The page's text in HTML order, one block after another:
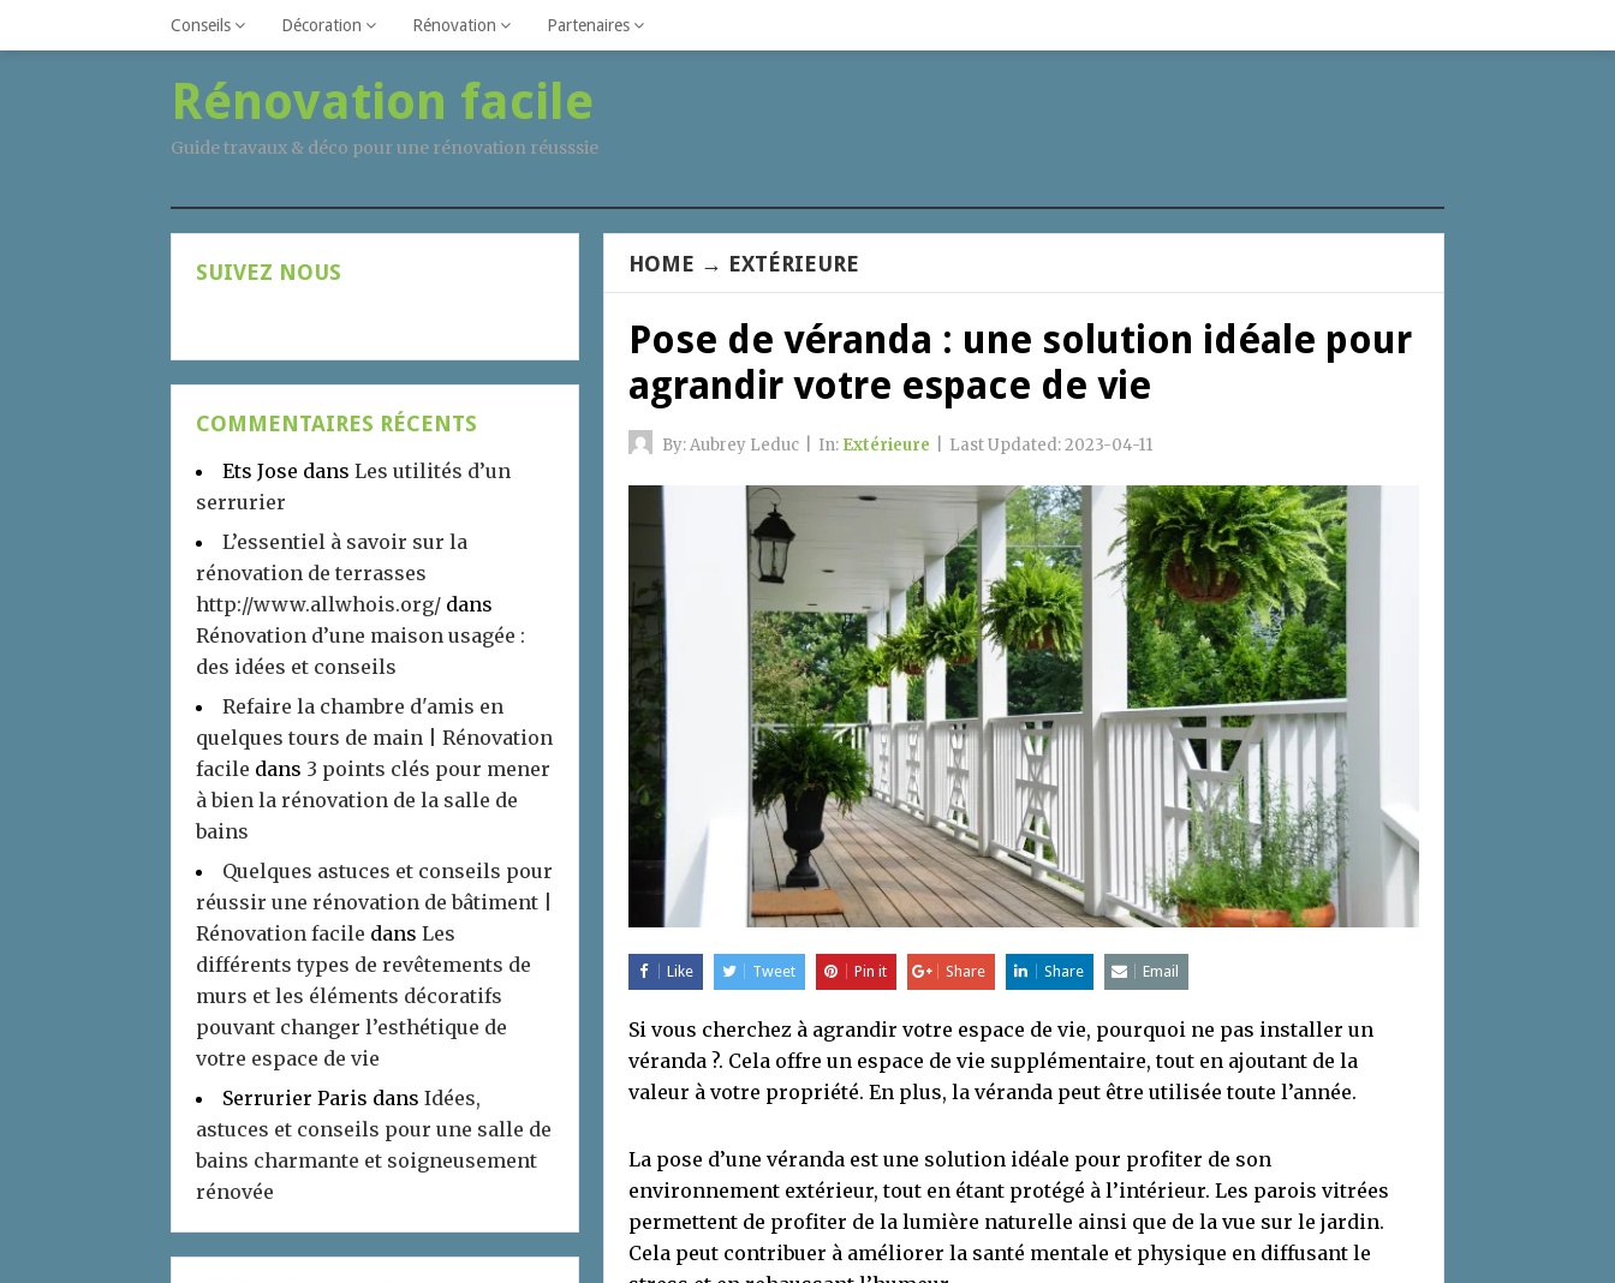
Conseils Décoration Rénovation Partenaires
Rénovation facile
Guide travaux & déco pour une rénovation réusssie
HOME → EXTÉRIEURE
Pose de véranda : une solution idéale pour
agrandir votre espace de vie
By:Aubrey Leduc In: Extérieure Last Updated:2023-04-11
Like Tweet Pin it Share Share Email
Si vous cherchez à agrandir votre espace de vie, pourquoi ne pas installer un
véranda ?. Cela offre un espace de vie supplémentaire, tout en ajoutant de la
valeur à votre propriété. En plus, la véranda peut être utilisée toute l’année.
La pose d’une véranda est une solution idéale pour profiter de son
environnement extérieur, tout en étant protégé à l’intérieur. Les parois vitrées
permettent de profiter de la lumière naturelle ainsi que de la vue sur le jardin.
Cela peut contribuer à améliorer la santé mentale et physique en diffusant le
SUIVEZ NOUS
COMMENTAIRES RÉCENTS
Ets Jose dans Les utilités d’un
serrurier
L’essentiel à savoir sur la
rénovation de terrasses
http://www.allwhois.org/ dans
Rénovation d’une maison usagée :
des idées et conseils
Refaire la chambre d'amis en
quelques tours de main | Rénovation
facile dans 3 points clés pour mener
à bien la rénovation de la salle de
bains
Quelques astuces et conseils pour
réussir une rénovation de bâtiment |
Rénovation facile dans Les
différents types de revêtements de
murs et les éléments décoratifs
pouvant changer l’esthétique de
votre espace de vie
Serrurier Paris dans Idées,
astuces et conseils pour une salle de
bains charmante et soigneusement
rénovée